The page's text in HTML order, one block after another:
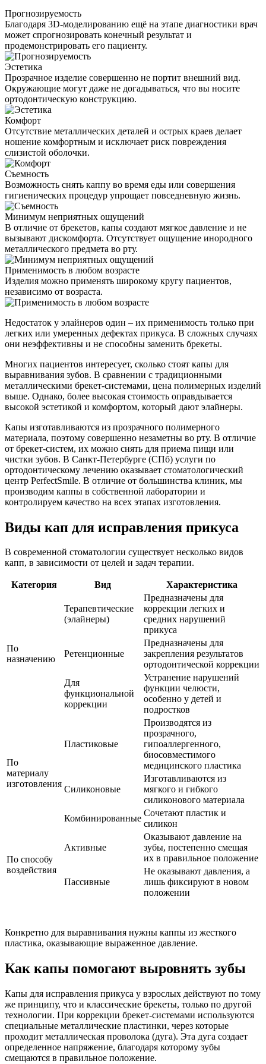
Прогнозируемость
Благодаря 3D-моделированию ещё на этапе диагностики врач
может спрогнозировать конечный результат и
продемонстрировать его пациенту.
Эстетика
Прозрачное изделие совершенно не портит внешний вид.
Окружающие могут даже не догадываться, что вы носите
ортодонтическую конструкцию.
Комфорт
Отсутствие металлических деталей и острых краев делает
ношение комфортным и исключает риск повреждения
слизистой оболочки.
Съемность
Возможность снять каппу во время еды или совершения
гигиенических процедур упрощает повседневную жизнь.
Минимум неприятных ощущений
В отличие от брекетов, капы создают мягкое давление и не
вызывают дискомфорта. Отсутствует ощущение инородного
металлического предмета во рту.
Применимость в любом возрасте
Изделия можно применять широкому кругу пациентов,
независимо от возраста.
Недостаток у элайнеров один – их применимость только при
легких или умеренных дефектах прикуса. В сложных случаях
они неэффективны и не способны заменить брекеты.
Многих пациентов интересует, сколько стоят капы для
выравнивания зубов. В сравнении с традиционными
металлическими брекет-системами, цена полимерных изделий
выше. Однако, более высокая стоимость оправдывается
высокой эстетикой и комфортом, который дают элайнеры.
Капы изготавливаются из прозрачного полимерного
материала, поэтому совершенно незаметны во рту. В отличие
от брекет-систем, их можно снять для приема пищи или
чистки зубов. В Санкт-Петербурге (СПб) услуги по
ортодонтическому лечению оказывает стоматологический
центр PerfectSmile. В отличие от большинства клиник, мы
производим каппы в собственной лаборатории и
контролируем качество на всех этапах изготовления.
Виды кап для исправления прикуса
В современной стоматологии существует несколько видов
капп, в зависимости от целей и задач терапии.
Категория Вид Характеристика
По
назначению
Терапевтические
(элайнеры)
Предназначены для
коррекции легких и
средних нарушений
прикуса
Ретенционные
Предназначены для
закрепления результатов
ортодонтической коррекции
Для
функциональной
коррекции
Устранение нарушений
функции челюсти,
особенно у детей и
подростков
По
материалу
изготовления
Пластиковые
Производятся из
прозрачного,
гипоаллергенного,
биосовместимого
медицинского пластика
Силиконовые
Изготавливаются из
мягкого и гибкого
силиконового материала
Комбинированные
Сочетают пластик и
силикон
По способу
воздействия
Активные
Оказывают давление на
зубы, постепенно смещая
их в правильное положение
Пассивные
Не оказывают давления, а
лишь фиксируют в новом
положении
Конкретно для выравнивания нужны каппы из жесткого
пластика, оказывающие выраженное давление.
Как капы помогают выровнять зубы
Капы для исправления прикуса у взрослых действуют по тому
же принципу, что и классические брекеты, только по другой
технологии. При коррекции брекет-системами используются
специальные металлические пластинки, через которые
проходит металлическая проволока (дуга). Эта дуга создает
определенное напряжение, благодаря которому зубы
смещаются в правильное положение.